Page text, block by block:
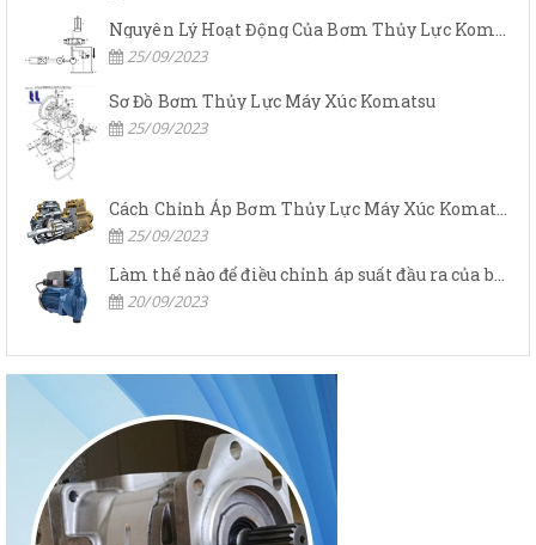
Nguyên Lý Hoạt Động Của Bơm Thủy Lực Komatsu
25/09/2023
Sơ Đồ Bơm Thủy Lực Máy Xúc Komatsu
25/09/2023
25/09/2023
20/09/2023